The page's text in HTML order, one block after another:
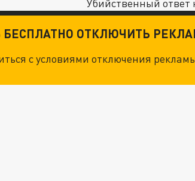
Убийственный ответ
ОТКЛЮЧИТЬ
с условиями отключения